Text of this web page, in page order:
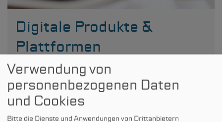
Digitale Produkte &
Plattformen
Für unsere Träger bieten wir auch langfristig digitale
Produkte und Plattformen an und betreiben die
zentralen Portale des Landes NRW, über die digitale
Verwaltungsleistungen in Anspruch genommen
werden können.
Verwendung von
personenbezogenen Daten
und Cookies
Bitte die Dienste und Anwendungen von Drittanbietern